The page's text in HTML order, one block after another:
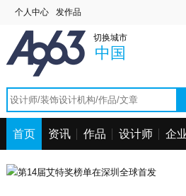
个人中心 发作品
切换城市
中国
首页 资讯 作品 设计师 企